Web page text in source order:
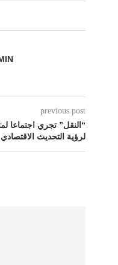
previous post
“النقل” تجري اجتماعا
لرؤية التحديث الاقتصادي